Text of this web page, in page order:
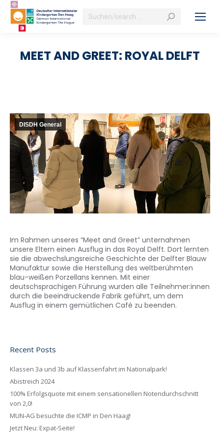
Search:
MEET AND GREET: ROYAL DELFT
DISDH General
Im Rahmen unseres “Meet and Greet” unternahmen
unsere Eltern einen Ausflug in das Royal Delft. Dort lernten
sie die abwechslungsreiche Geschichte der Delfter Blauw
Manufaktur sowie die Herstellung des weltberühmten
blau-weißen Porzellans kennen. Mit einer
deutschsprachigen Führung wurden alle Teilnehmer:innen
durch die beeindruckende Fabrik geführt, um dem
Ausflug in einem gemütlichen Café zu beenden.
Recent Posts
Klassen 3a und 3b auf Klassenfahrt im Nationalpark!
Abistreich 2024
100% Erfolgsquote mit einem sensationellen Notendurchschnitt
von 2,0!
MUN-AG besuchte die ICMP in Den Haag!
Jetzt Neu: Expat-Seite!